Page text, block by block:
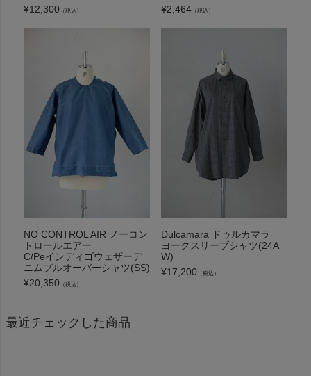
¥12,300 （税込）
¥2,464 （税込）
NO CONTROL AIR ノーコン
トロールエアー
C/Peインディゴウェザーデ
ニムプルオーバーシャツ(SS)
¥20,350 （税込）
Dulcamara ドゥルカマラ
ヨークスリーブシャツ(24A
W)
¥17,200 （税込）
最近チェックした商品